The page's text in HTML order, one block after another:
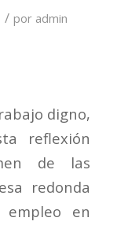
/ por admin
digno,
reflexión
de las
redonda
en